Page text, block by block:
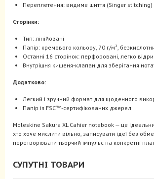
Переплетення: видиме шиття (Singer stitching)
Сторінки:
Тип: лінійовані
Папір: кремового кольору, 70 г/м²,
Останні 16 сторінок: перфоровані, легко
Внутрішня кишеня-клапан для зберігання
Додатково:
Легкий і зручний формат для щоденного
Папір із FSC™-сертифікованих джерел
Moleskine Sakura XL Cahier notebook — це
хто хоче мислити вільно, записувати ідеї без
перетворювати творчий імпульс на конкретні
СУПУТНІ ТОВАРИ